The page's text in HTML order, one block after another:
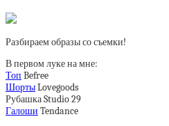
Разбираем образы со съемки!
В первом луке на мне:
Топ Befree
ШортыLovegoods
Рубашка Studio 29
Галоши Tendance